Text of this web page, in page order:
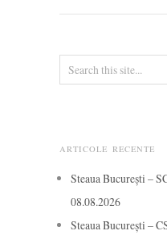
ARTICOLE RECENTE
Steaua București –
08.08.2026
Steaua București –